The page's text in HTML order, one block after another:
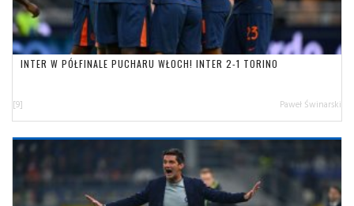
INTER W PÓŁFINALE PUCHARU WŁOCH! INTER 2-1 TORINO
[9] Paweł Świnarski